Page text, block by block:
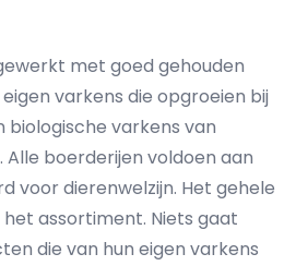
met goed gehouden
varkens die opgroeien bij
varkens van
Alle boerderijen voldoen aan
voor dierenwelzijn. Het gehele
assortiment. Niets gaat
die van hun eigen varkens